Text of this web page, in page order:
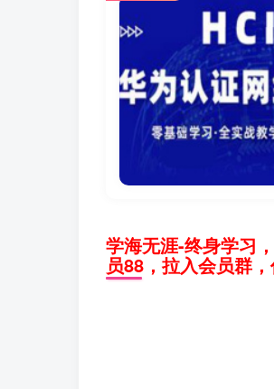
学海无涯-终身学习，
员88，拉入会员群